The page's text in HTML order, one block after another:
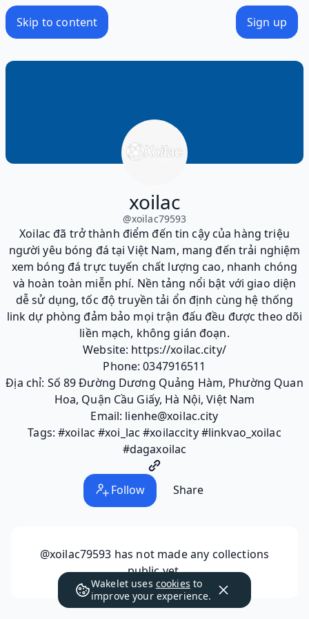
Skip to content Sign up
xoilac
@xoilac79593
Xoilac đã trở thành điểm đến tin cậy của hàng triệu
người yêu bóng đá tại Việt Nam, mang đến trải nghiệm
xem bóng đá trực tuyến chất lượng cao, nhanh chóng
và hoàn toàn miễn phí. Nền tảng nổi bật với giao diện
dễ sử dụng, tốc độ truyền tải ổn định cùng hệ thống
link dự phòng đảm bảo mọi trận đấu đều được theo dõi
liền mạch, không gián đoạn.
Website: https://xoilac.city/
Phone: 0347916511
Địa chỉ: Số 89 Đường Dương Quảng Hàm, Phường Quan
Hoa, Quận Cầu Giấy, Hà Nội, Việt Nam
Email: lienhe@xoilac.city
Tags: #xoilac #xoi_lac #xoilaccity #linkvao_xoilac
#dagaxoilac
Follow Share
@xoilac79593 has not made any collections
public yet.
Wakelet uses cookies to
improve your experience.